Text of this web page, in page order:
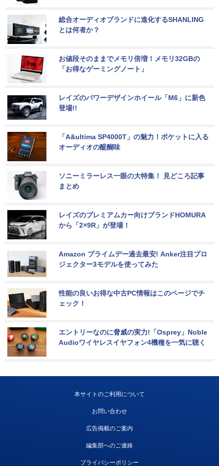
総合オーディオブランドに進化するSHANLING
とは何者か？
お値段そのままでメモリ倍増！メモリ32GBの
「お得なゲーミングノート」
レイズのパワーデザインホイール「M6」に新色
登場!!
「A&ultima SP4000T」の魅力！ポケットに入る
オーディオの醍醐味
ソニーミラーレス一眼の大特集！ 見どころ記事
まとめ
レイズのプレミアムカー向けブランドHOMURA
から「2×9R」が登場！
Amazon プライムデー過去最安! Anker注目プロ
ジェクター3モデルを使ってみた
性能の良いお得な中古PC情報はこのページでチ
ェック！
エントリーなのに脅威の実力!「Osprey」Noble
Audioワイヤレスイヤフォン4機種を一気に聴く
本サイトのご利用について
お問い合わせ
広告掲載のご案内
編集部へのご連絡
プライバシーポリシー